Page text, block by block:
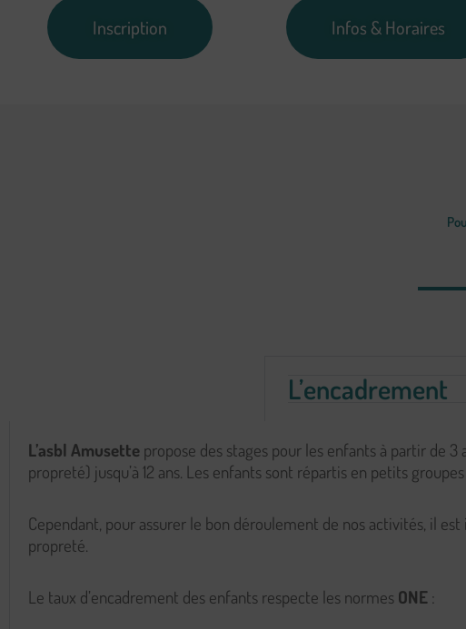
Inscription Infos & Horaires
L’encadrement
L’asbl Amusette propose des stages pour les enfants à partir de
propreté) jusqu’à 12 ans. Les enfants sont répartis en petits
Cependant, pour assurer le bon déroulement de nos activités, il
propreté.
Le taux d’encadrement des enfants respecte les normes ONE :